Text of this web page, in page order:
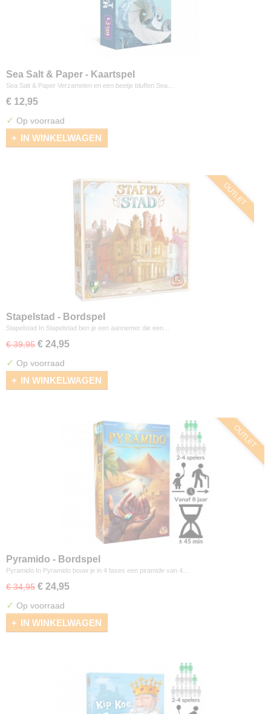
Sea Salt & Paper - Kaartspel
Sea Salt & Paper Verzamelen en een beetje bluffen.Sea…
€ 12,95
✓ Op voorraad
IN WINKELWAGEN
OUTLET
Stapelstad - Bordspel
Stapelstad In Stapelstad ben je een aannemer die een…
€ 39,95 € 24,95
✓ Op voorraad
IN WINKELWAGEN
OUTLET
Pyramido - Bordspel
Pyramido In Pyramido bouw je in 4 fases een piramide van 4…
€ 34,95 € 24,95
✓ Op voorraad
IN WINKELWAGEN